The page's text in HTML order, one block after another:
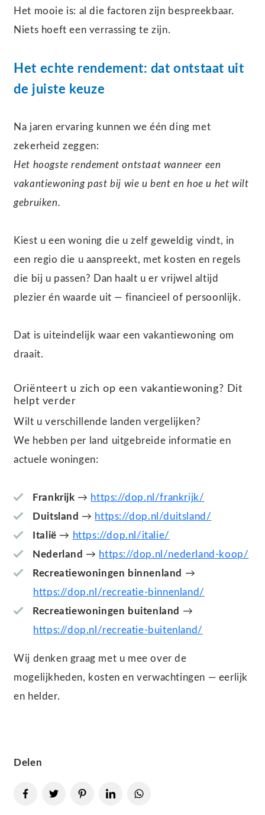
Het mooie is: al die factoren zijn bespreekbaar.
Niets hoeft een verrassing te zijn.
Het echte rendement: dat ontstaat uit
de juiste keuze
Na jaren ervaring kunnen we één ding met
zekerheid zeggen:
Het hoogste rendement ontstaat wanneer een
vakantiewoning past bij wie u bent en hoe u het wilt
gebruiken.
Kiest u een woning die u zelf geweldig vindt, in
een regio die u aanspreekt, met kosten en regels
die bij u passen? Dan haalt u er vrijwel altijd
plezier én waarde uit — financieel of persoonlijk.
Dat is uiteindelijk waar een vakantiewoning om
draait.
Oriënteert u zich op een vakantiewoning? Dit
helpt verder
Wilt u verschillende landen vergelijken?
We hebben per land uitgebreide informatie en
actuele woningen:
Frankrijk → https://dop.nl/frankrijk/
Duitsland → https://dop.nl/duitsland/
Italië → https://dop.nl/italie/
Nederland → https://dop.nl/nederland-koop/
Recreatiewoningen binnenland →
https://dop.nl/recreatie-binnenland/
Recreatiewoningen buitenland →
https://dop.nl/recreatie-buitenland/
Wij denken graag met u mee over de
mogelijkheden, kosten en verwachtingen — eerlijk
en helder.
Delen